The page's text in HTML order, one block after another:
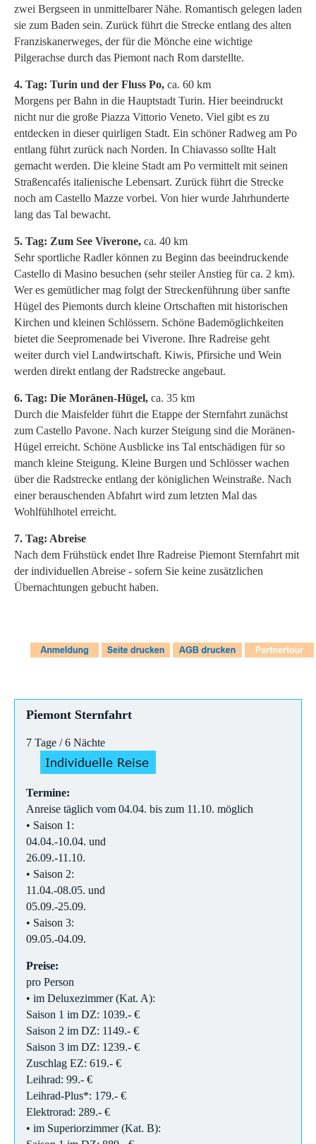
zwei Bergseen in unmittelbarer Nähe. Romantisch gelegen laden
sie zum Baden sein. Zurück führt die Strecke entlang des alten
Franziskanerweges, der für die Mönche eine wichtige
Pilgerachse durch das Piemont nach Rom darstellte.
4. Tag: Turin und der Fluss Po, ca. 60 km
Morgens per Bahn in die Hauptstadt Turin. Hier beeindruckt
nicht nur die große Piazza Vittorio Veneto. Viel gibt es zu
entdecken in dieser quirligen Stadt. Ein schöner Radweg am Po
entlang führt zurück nach Norden. In Chiavasso sollte Halt
gemacht werden. Die kleine Stadt am Po vermittelt mit seinen
Straßencafés italienische Lebensart. Zurück führt die Strecke
noch am Castello Mazze vorbei. Von hier wurde Jahrhunderte
lang das Tal bewacht.
5. Tag: Zum See Viverone, ca. 40 km
Sehr sportliche Radler können zu Beginn das beeindruckende
Castello di Masino besuchen (sehr steiler Anstieg für ca. 2 km).
Wer es gemütlicher mag folgt der Streckenführung über sanfte
Hügel des Piemonts durch kleine Ortschaften mit historischen
Kirchen und kleinen Schlössern. Schöne Bademöglichkeiten
bietet die Seepromenade bei Viverone. Ihre Radreise geht
weiter durch viel Landwirtschaft. Kiwis, Pfirsiche und Wein
werden direkt entlang der Radstrecke angebaut.
6. Tag: Die Moränen-Hügel, ca. 35 km
Durch die Maisfelder führt die Etappe der Sternfahrt zunächst
zum Castello Pavone. Nach kurzer Steigung sind die Moränen-
Hügel erreicht. Schöne Ausblicke ins Tal entschädigen für so
manch kleine Steigung. Kleine Burgen und Schlösser wachen
über die Radstrecke entlang der königlichen Weinstraße. Nach
einer berauschenden Abfahrt wird zum letzten Mal das
Wohlfühlhotel erreicht.
7. Tag: Abreise
Nach dem Frühstück endet Ihre Radreise Piemont Sternfahrt mit
der individuellen Abreise - sofern Sie keine zusätzlichen
Übernachtungen gebucht haben.
Piemont Sternfahrt
7 Tage / 6 Nächte
Termine:
Anreise täglich vom 04.04. bis zum 11.10. möglich
• Saison 1:
04.04.-10.04. und
26.09.-11.10.
• Saison 2:
11.04.-08.05. und
05.09.-25.09.
• Saison 3:
09.05.-04.09.
Preise:
pro Person
• im Deluxezimmer (Kat. A):
Saison 1 im DZ: 1039.- €
Saison 2 im DZ: 1149.- €
Saison 3 im DZ: 1239.- €
Zuschlag EZ: 619.- €
Leihrad: 99.- €
Leihrad-Plus*: 179.- €
Elektrorad: 289.- €
• im Superiorzimmer (Kat. B):